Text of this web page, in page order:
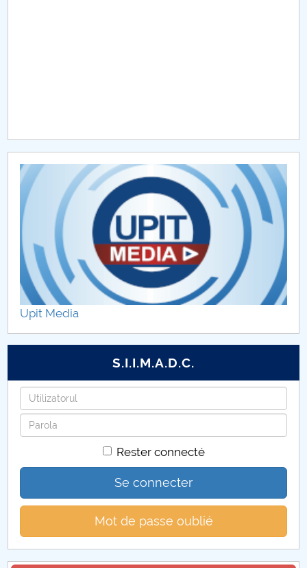
Upit Media
S.I.I.M.A.D.C.
Identifiant
Mot
de
Rester connecté
Se connecter
Mot de passe oublié